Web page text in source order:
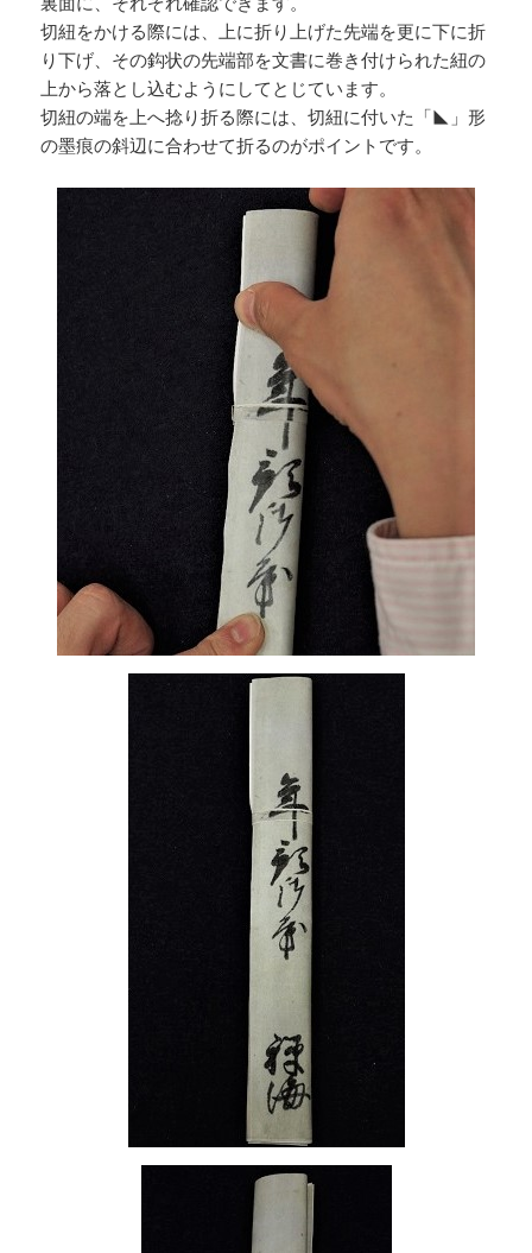
切紐をかける際には、上に折り上げた先端を更に下に折
り下げ、その鈎状の先端部を文書に巻き付けられた紐の
上から落とし込むようにしてとじています。
切紐の端を上へ捻り折る際には、切紐に付いた「◣」形
の墨痕の斜辺に合わせて折るのがポイントです。